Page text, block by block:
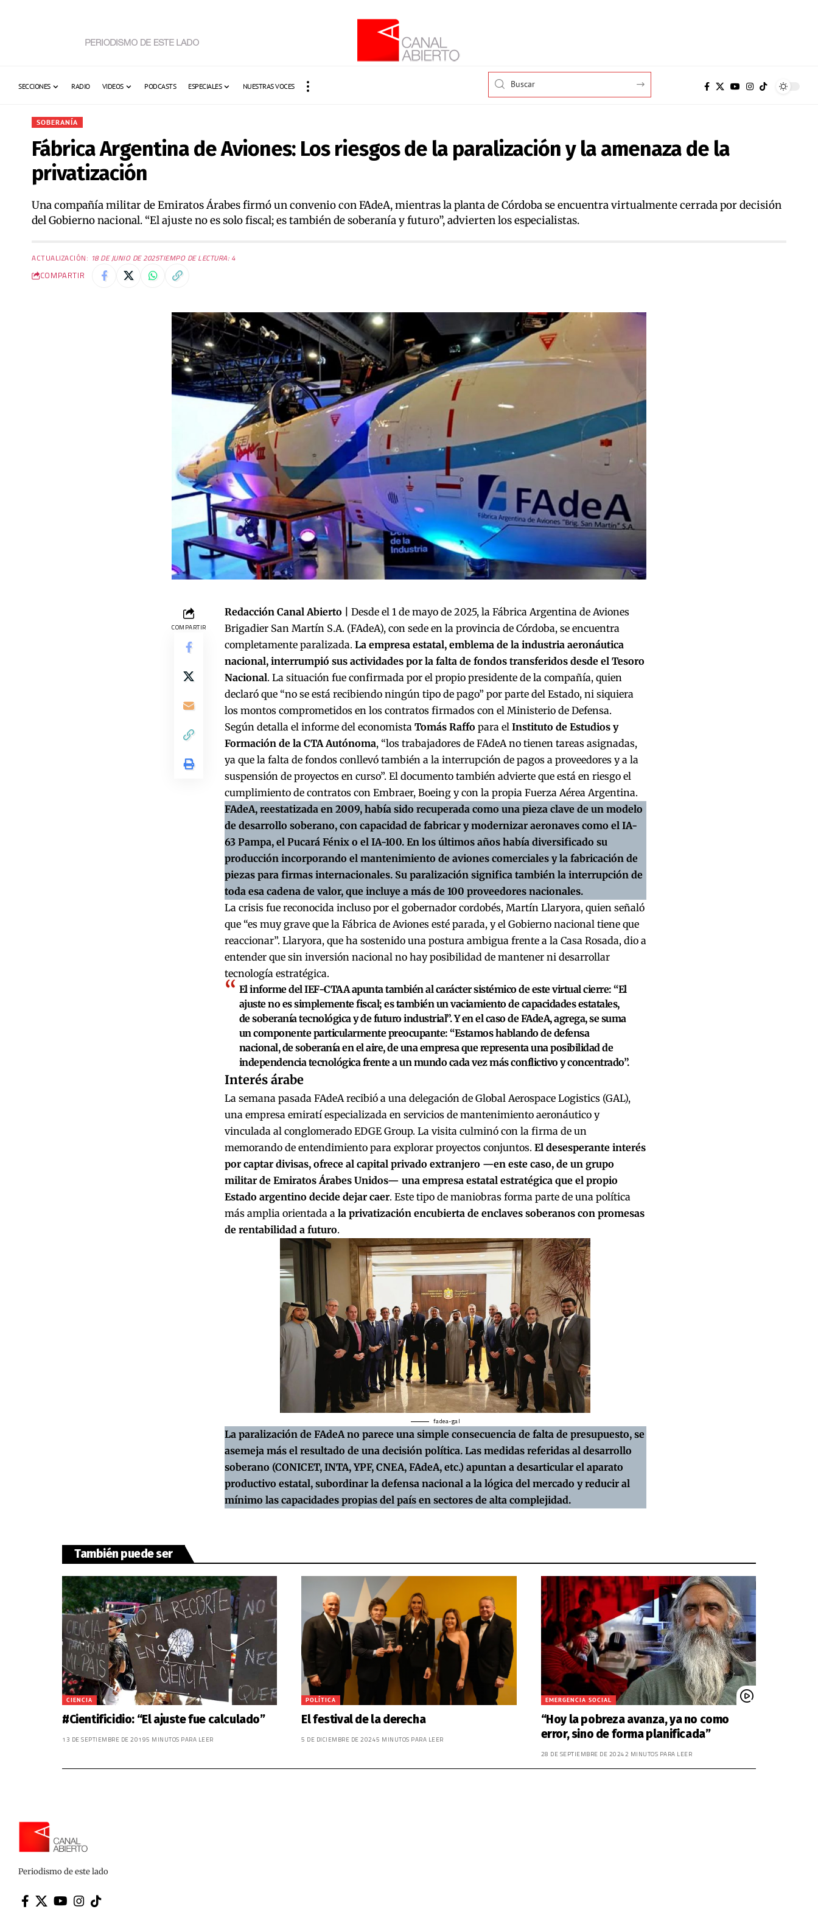
SECCIONES RADIO VIDEOS PODCASTS ESPECIALES NUESTRAS VOCES
SOBERANÍA
Fábrica Argentina de Aviones: Los riesgos de la paralización y la amenaza de la
privatización
Una compañía militar de Emiratos Árabes firmó un convenio con FAdeA, mientras la planta de Córdoba se encuentra virtualmente cerrada por decisión
del Gobierno nacional. “El ajuste no es solo fiscal; es también de soberanía y futuro”, advierten los especialistas.
ACTUALIZACIÓN: 18 DE JUNIO DE 2025TIEMPO DE LECTURA: 4
COMPARTIR
COMPARTIR
Redacción Canal Abierto |
Desde el 1 de mayo de 2025, la Fábrica Argentina de Aviones
Brigadier San Martín S.A. (FAdeA), con sede en la provincia de Córdoba, se encuentra
completamente paralizada. La empresa estatal, emblema de la industria aeronáutica
nacional, interrumpió sus actividades por la falta de fondos transferidos desde el Tesoro
Nacional. La situación fue confirmada por el propio presidente de la compañía, quien
declaró que “no se está recibiendo ningún tipo de pago” por parte del Estado, ni siquiera
los montos comprometidos en los contratos firmados con el Ministerio de Defensa.
Según detalla el informe del economista Tomás Raffo para el Instituto de Estudios y
Formación de la CTA Autónoma, “los trabajadores de FAdeA no tienen tareas asignadas,
ya que la falta de fondos conllevó también a la interrupción de pagos a proveedores y a la
suspensión de proyectos en curso”. El documento también advierte que está en riesgo el
cumplimiento de contratos con Embraer, Boeing y con la propia Fuerza Aérea Argentina.
FAdeA, reestatizada en 2009, había sido recuperada como una pieza clave de un modelo
de desarrollo soberano, con capacidad de fabricar y modernizar aeronaves como el IA-
63 Pampa, el Pucará Fénix o el IA-100. En los últimos años había diversificado su
producción incorporando el mantenimiento de aviones comerciales y la fabricación de
piezas para firmas internacionales. Su paralización significa también la interrupción de
toda esa cadena de valor, que incluye a más de 100 proveedores nacionales.
La crisis fue reconocida incluso por el gobernador cordobés, Martín Llaryora, quien señaló
que “es muy grave que la Fábrica de Aviones esté parada, y el Gobierno nacional tiene que
reaccionar”. Llaryora, que ha sostenido una postura ambigua frente a la Casa Rosada, dio a
entender que sin inversión nacional no hay posibilidad de mantener ni desarrollar
tecnología estratégica.
El informe del IEF-CTAA apunta también al carácter sistémico de este virtual cierre: “El
ajuste no es simplemente fiscal; es también un vaciamiento de capacidades estatales,
de soberanía tecnológica y de futuro industrial”. Y en el caso de FAdeA, agrega, se suma
un componente particularmente preocupante: “Estamos hablando de defensa
nacional, de soberanía en el aire, de una empresa que representa una posibilidad de
independencia tecnológica frente a un mundo cada vez más conflictivo y concentrado”.
Interés árabe
La semana pasada FAdeA recibió a una delegación de Global Aerospace Logistics (GAL),
una empresa emiratí especializada en servicios de mantenimiento aeronáutico y
vinculada al conglomerado EDGE Group. La visita culminó con la firma de un
memorando de entendimiento para explorar proyectos conjuntos. El desesperante interés
por captar divisas, ofrece al capital privado extranjero —en este caso, de un grupo
militar de Emiratos Árabes Unidos— una empresa estatal estratégica que el propio
Estado argentino decide dejar caer. Este tipo de maniobras forma parte de una política
más amplia orientada a la privatización encubierta de enclaves soberanos con promesas
de rentabilidad a futuro.
fadea-gal
La paralización de FAdeA no parece una simple consecuencia de falta de presupuesto, se
asemeja más el resultado de una decisión política. Las medidas referidas al desarrollo
soberano (CONICET, INTA, YPF, CNEA, FAdeA, etc.) apuntan a desarticular el aparato
productivo estatal, subordinar la defensa nacional a la lógica del mercado y reducir al
mínimo las capacidades propias del país en sectores de alta complejidad.
También puede ser
CIENCIA
#Cientificidio: “El ajuste fue calculado”
13 DE SEPTIEMBRE DE 20195 MINUTOS PARA LEER
POLÍTICA
El festival de la derecha
5 DE DICIEMBRE DE 20245 MINUTOS PARA LEER
EMERGENCIA SOCIAL
“Hoy la pobreza avanza, ya no como
error, sino de forma planificada”
28 DE SEPTIEMBRE DE 20242 MINUTOS PARA LEER
Periodismo de este lado